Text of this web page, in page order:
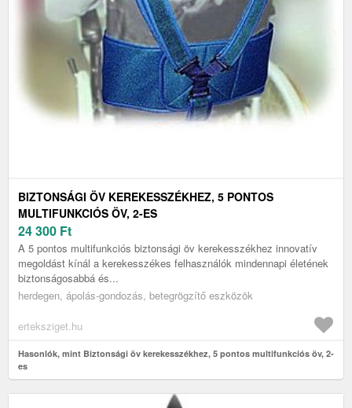
BIZTONSÁGI ÖV KEREKESSZÉKHEZ, 5 PONTOS
MULTIFUNKCIÓS ÖV, 2-ES
24 300 Ft
A 5 pontos multifunkciós biztonsági öv kerekesszékhez innovatív
megoldást kínál a kerekesszékes felhasználók mindennapi életének
biztonságosabbá és...
herdegen, ápolás-gondozás, betegrögzítő eszközök
erteksziget.hu
Hasonlók, mint Biztonsági öv kerekesszékhez, 5 pontos multifunkciós öv, 2-
es